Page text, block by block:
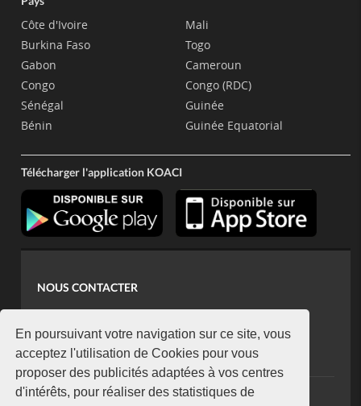
En poursuivant votre navigation sur ce site, vous
acceptez l'utilisation de Cookies pour vous
proposer des publicités adaptées à vos centres
d'intérêts, pour réaliser des statistiques de
Côte d'Ivoire
Burkina Faso
Gabon
Congo
Sénégal
Bénin
Mali
Togo
Cameroun
Congo (RDC)
Guinée
Guinée Equatorial
Télécharger l'application KOACI
NOUS CONTACTER
koaci@yahoo.fr
+225 07 08 85 52 93